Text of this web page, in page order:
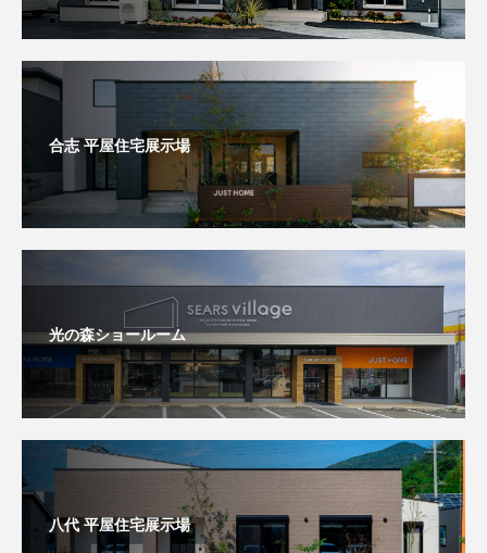
合志 平屋住宅展示場
光の森ショールーム
八代 平屋住宅展示場